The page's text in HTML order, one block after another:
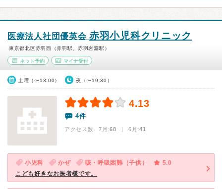
医療法人社団優英会 赤羽小児科クリニック
東京都北区赤羽西（赤羽駅、赤羽岩淵駅）
ネット予約 マイナ受付
土曜（〜13:00） 夜（〜19:30）
4.13
4件
アクセス数 7月:68 | 6月:41
小児科 かぜ 咳・呼吸困難（子供）
5.0
こども好きなお医者様です。